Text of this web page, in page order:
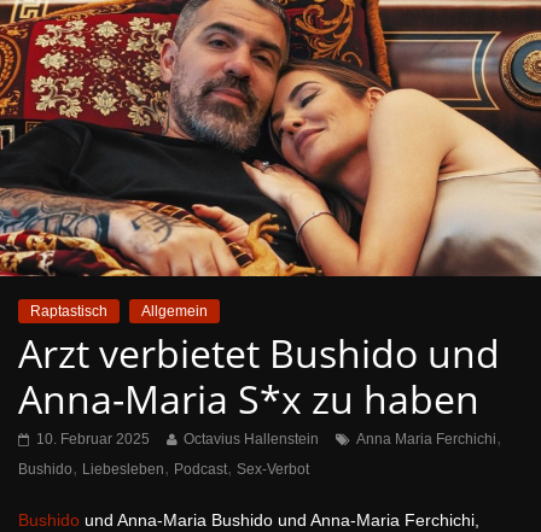
Raptastisch Allgemein
Arzt verbietet Bushido und
Anna-Maria S*x zu haben
10. Februar 2025 Octavius Hallenstein Anna Maria Ferchichi,
Bushido, Liebesleben, Podcast, Sex-Verbot
Bushido und Anna-Maria Bushido und Anna-Maria Ferchichi,